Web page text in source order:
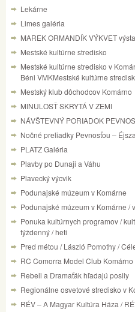
Lekárne
Limes galéria
MAREK ORMANDÍK VÝKVET
Mestské kultúrne stredisko
Mestské kultúrne stredisko v
Béni VMKMestské kultúrne
Mestský klub dôchodcov Komárno
MINULOSŤ SKRYTÁ V ZEMI
NÁVŠTEVNÝ PORIADOK
Nočné preliadky Pevnosťou –
PLATZ Galéria
Plavby po Dunaji a Váhu
Plavecký výcvik
Podunajské múzeum v Komárne
Podunajské múzeum v Komárne /
Ponuka kultúrnych programov /
týždenný / heti
Pred métou / László Pomothy /
RC Comorra Model Club Komárno
Rebeli a Dramaťák hľadajú posily
Regionálne osvetové stredisko v
RÉV – A Magyar Kultúra Háza /